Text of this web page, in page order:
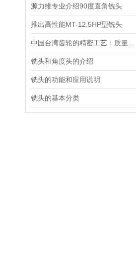
源力维专业介绍90度直角铣头
推出高性能MT-12.5HP型铣头
铣头和角度头的介绍
铣头的功能和应用说明
铣头的基本分类